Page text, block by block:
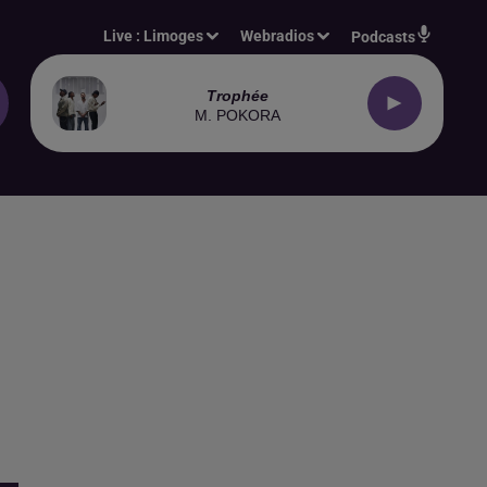
Live : Limoges Webradios Podcasts
Trophée
M. POKORA